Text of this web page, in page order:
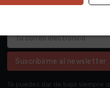
Suscribirme al newsletter
Te puedes dar de baja siempre